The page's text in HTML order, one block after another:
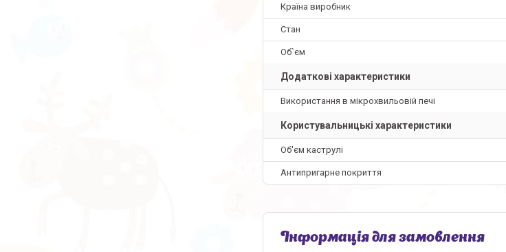
Країна виробник
Стан
Об`єм
Додаткові характеристики
Використання в мікрохвильовій печі
Користувальницькі характеристики
Об'єм каструлі
Антипригарне покриття
Інформація для замовлення